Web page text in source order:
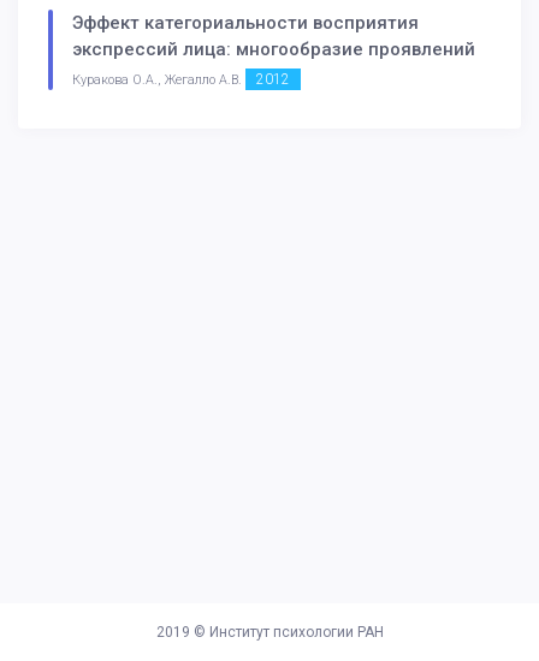
Эффект категориальности восприятия
экспрессий лица: многообразие проявлений
Куракова О.А., Жегалло А.В. 2012
2019 © Институт психологии РАН